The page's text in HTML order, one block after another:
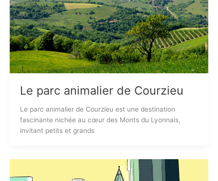
Le parc animalier de Courzieu
Le parc animalier de Courzieu est une destination
fascinante nichée au cœur des Monts du Lyonnais,
invitant petits et grands